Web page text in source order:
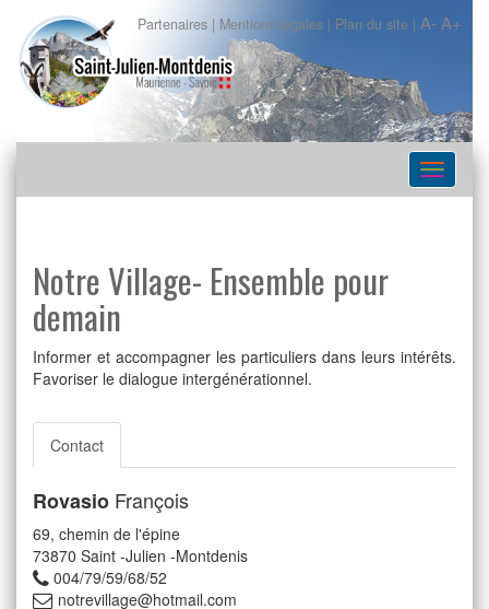
Partenaires | Mentions légales | Plan du site | A- A+
Notre Village- Ensemble pour
demain
Informer et accompagner les particuliers dans leurs intérêts.
Favoriser le dialogue intergénérationnel.
Contact
Rovasio François
69, chemin de l'épine
73870 Saint -Julien -Montdenis
004/79/59/68/52
notrevillage@hotmail.com